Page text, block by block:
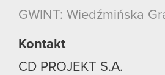
GWINT: Wiedźmińska
Kontakt
CD PROJEKT S.A.